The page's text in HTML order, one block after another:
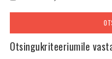
Otsingukriteeriumile